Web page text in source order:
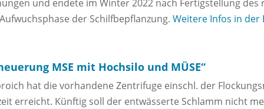
und endete im Winter 2022 nach Fertigstellung des
der Schilfbepflanzung. Weitere Infos in der
MSE mit Hochsilo und MÜSE“
hat die vorhandene Zentrifuge einschl. der
erreicht. Künftig soll der entwässerte Schlamm nicht